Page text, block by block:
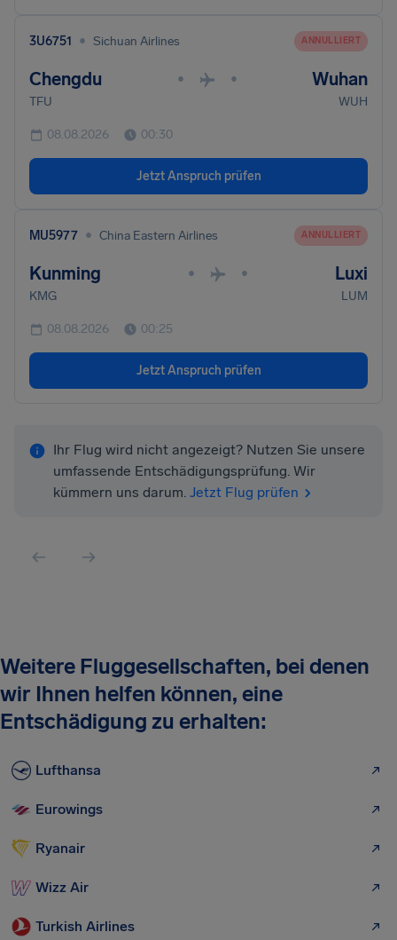
3U6751 • Sichuan Airlines ANNULLIERT
Chengdu • • Wuhan
TFU WUH
08.08.2026 00:30
Jetzt Anspruch prüfen
MU5977 • China Eastern Airlines ANNULLIERT
Kunming • • Luxi
KMG LUM
08.08.2026 00:25
Jetzt Anspruch prüfen
Ihr Flug wird nicht angezeigt? Nutzen Sie unsere
umfassende Entschädigungsprüfung. Wir
kümmern uns darum. Jetzt Flug prüfen
Weitere Fluggesellschaften, bei denen
wir Ihnen helfen können, eine
Entschädigung zu erhalten:
Lufthansa
Eurowings
Ryanair
Wizz Air
Turkish Airlines